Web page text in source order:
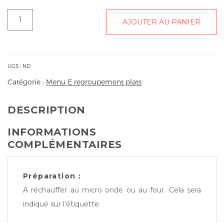
quantité
weekend
AJOUTER AU PANIER
UGS : ND
Catégorie : Menu E regroupement plats
DESCRIPTION
INFORMATIONS
COMPLÉMENTAIRES
Préparation :
A réchauffer au micro onde ou au four. Cela sera
indiqué sur l’étiquette.